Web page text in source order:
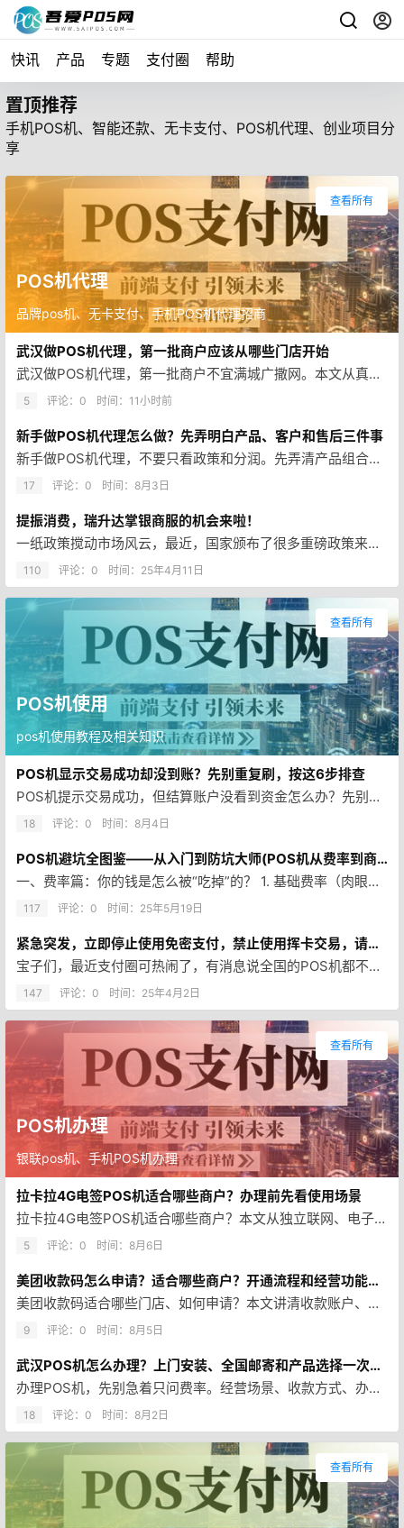
快讯 产品 专题 支付圈 帮助
置顶推荐
手机POS机、智能还款、无卡支付、POS机代理、创业项目分
享
POS机代理
品牌pos机、无卡支付、手机POS机代理招商
查看所有
武汉做POS机代理，第一批商户应该从哪些门店开始
武汉做POS机代理，第一批商户不宜满城广撒网。本文从真实经营、需求清晰、负责人常驻和售后半径出发，讲清优先走访的5类门店…
5 评论：0 时间： 11小时前
新手做POS机代理怎么做？先弄明白产品、客户和售后三件事
新手做POS机代理，不要只看政策和分润。先弄清产品组合、真实客户和售后流程，再按合规要求开展服务。附7天入门执行表及常见…
17 评论：0 时间： 8月3日
提振消费，瑞升达掌银商服的机会来啦！
一纸政策搅动市场风云，最近，国家颁布了很多重磅政策来提振消费。可以预见，在不久的将来，在政策的加持下，消费会大幅提升。 …
110 评论：0 时间： 25年4月11日
POS机使用
pos机使用教程及相关知识
查看所有
POS机显示交易成功却没到账？先别重复刷，按这6步排查
POS机提示交易成功，但结算账户没看到资金怎么办？先别重复刷卡，按交易记录、结算安排、账户状态和官方查询6步排查。
18 评论：0 时间： 8月4日
POS机避坑全图鉴——从入门到防坑大师(POS机从费率到商户类型，到支付通道全解)
一、费率篇：你的钱是怎么被“吃掉”的？ 1. 基础费率（肉眼可见部分） 标准类（0.6%）：餐饮、百货、酒店（银行最爱，…
117 评论：0 时间： 25年5月19日
紧急突发，立即停止使用免密支付，禁止使用挥卡交易，请插卡交易
宝子们，最近支付圈可热闹了，有消息说全国的POS机都不让“挥卡交易”了，这到底是咋回事？别急，我来给大家好好唠唠。① 网…
147 评论：0 时间： 25年4月2日
POS机办理
银联pos机、手机POS机办理
查看所有
拉卡拉4G电签POS机适合哪些商户？办理前先看使用场景
拉卡拉4G电签POS机适合哪些商户？本文从独立联网、电子签名、门店与流动经营场景入手，讲清办理前需要核对的资料、费用、结…
5 评论：0 时间： 8月6日
美团收款码怎么申请？适合哪些商户？开通流程和经营功能一次说清
美团收款码适合哪些门店、如何申请？本文讲清收款账户、经营功能、办理流程、资料准备和常见问题，帮助商户先判断再开通。
9 评论：0 时间： 8月5日
武汉POS机怎么办理？上门安装、全国邮寄和产品选择一次说清
办理POS机，先别急着只问费率。经营场景、收款方式、办理资料、收费项目和售后服务都要提前确认。武汉商户可预约上门，其他城…
18 评论：0 时间： 8月2日
查看所有